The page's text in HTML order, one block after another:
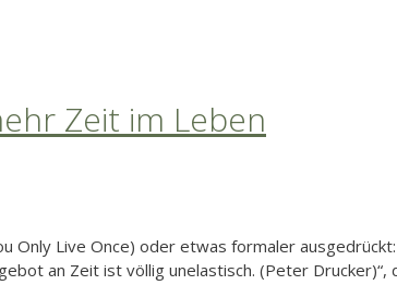
Zeit im Leben
Only Live Once) oder etwas formaler
an Zeit ist völlig unelastisch. (Peter Drucker)“,